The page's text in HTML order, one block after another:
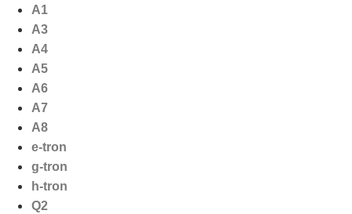
naar
inhoud
A1
A3
A4
A5
A6
A7
A8
e-tron
g-tron
h-tron
Q2